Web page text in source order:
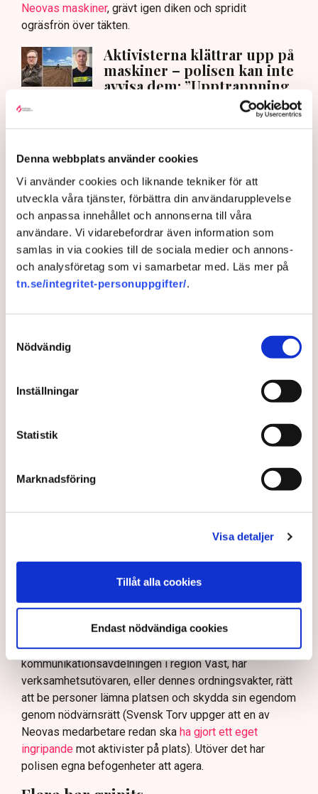
Denna webbplats använder cookies
Vi använder cookies och liknande tekniker för att
utveckla våra tjänster, förbättra din användarupplevelse
och anpassa innehållet och annonserna till våra
användare. Vi vidarebefordrar även information som
samlas in via cookies till de sociala medier och annons-
och analysföretag som vi samarbetar med. Läs mer på
tn.se/integritet-personuppgifter/.
Nödvändig
Inställningar
Statistik
Marknadsföring
Visa detaljer
Tillåt alla cookies
Endast nödvändiga cookies
Neovas maskiner, grävt igen diken och spridit
ogräsfrön över täkten.
Aktivisterna klättrar upp på
maskiner – polisen kan inte
avvisa dem: ”Upptrappning
AI-sammanfattning
Torvtäkten i Grimsås har stoppats av aktivister
sedan 28 juli.
Polisen kritiseras för bristande agerande vid
aktionerna.
Polisinspektör Anna-Lena Mann förklarar polisens
agerande på plats.
brottsmisstankar kopplade.
Polisen använder drönare och uniformerad polis
för att dokumentera bevis.
Samtidigt är polisarbetet komplext när det gäller
att navigera juridiska rättigheter och gränser.
Polisen, som befinner sig på plats, kritiseras för att inte
agera tillräckligt då aktionerna kan fortgå för öppen ridå.
Rickard Axdorff på Svensk Torv, anser att polisens
och personalen.
att polisen ”behöver utveckla sina metoder för att
skydda tillståndsgivna verksamheter” mot sabotage,
och varnade för att det annars råder ”djungelns lag”.
På sociala medier ifrågasätts det om allemansrätten
ha en tydligare skyldighet att skydda privat egendom
och näringsverksamhet mot den typen av störningar.
Nu svarar polisen på kritiken.
Enligt Anna-Lena Mann, polisinspektör vid
kommunikationsavdelningen i region Väst, har
verksamhetsutövaren, eller dennes ordningsvakter, rätt
att be personer lämna platsen och skydda sin egendom
genom nödvärnsrätt (Svensk Torv uppger att en av
Neovas medarbetare redan ska ha gjort ett eget
ingripande mot aktivister på plats). Utöver det har
polisen egna befogenheter att agera.